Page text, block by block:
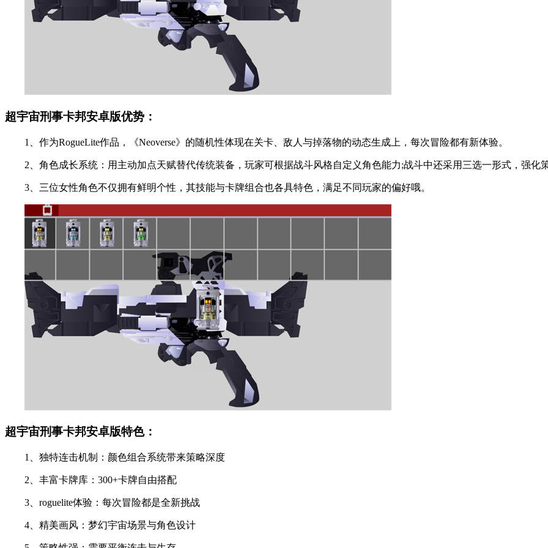
超宇宙刑事卡邦安卓版优势：
1、作为RogueLite作品，《Neoverse》的随机性体现在关卡、敌人与掉落物的动态生成上，每次冒险都有新体验。
2、角色成长系统：用主动加点天赋替代传统装备，玩家可根据战斗风格自定义角色能力;战斗中还采用三选一形式，强化
3、三位女性角色不仅拥有鲜明个性，其技能与卡牌组合也各具特色，满足不同玩家的偏好哦。
超宇宙刑事卡邦安卓版特色：
1、独特连击机制：颜色组合系统带来策略深度
2、丰富卡牌库：300+卡牌自由搭配
3、roguelite体验：每次冒险都是全新挑战
4、精美画风：梦幻宇宙场景与角色设计